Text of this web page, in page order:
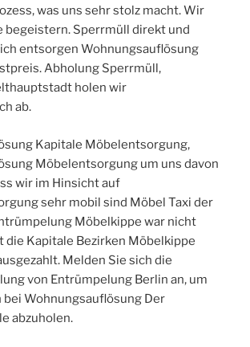
was uns sehr stolz macht. Wir
begeistern. Sperrmüll direkt und
entsorgen Wohnungsauflösung
Abholung Sperrmüll,
holen wir
ab.
Kapitale Möbelentsorgung,
Möbelentsorgung um uns davon
wir im Hinsicht auf
sehr mobil sind Möbel Taxi der
Möbelkippe war nicht
die Kapitale Bezirken Möbelkippe
Melden Sie sich die
von Entrümpelung Berlin an, um
bei Wohnungsauflösung Der
abzuholen.